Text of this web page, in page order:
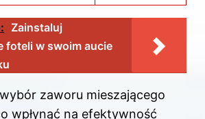
Zainstaluj
foteli w swoim aucie
zaworu mieszającego
wpłynąć na efektywność